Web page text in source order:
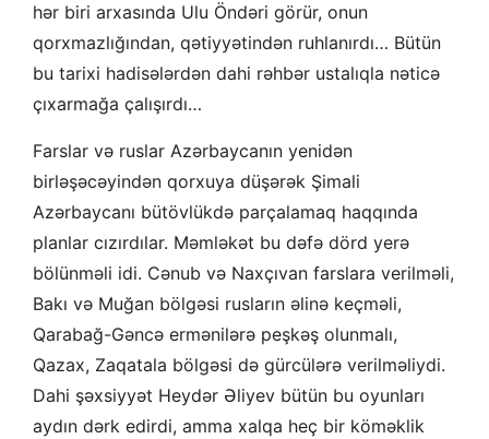
hər biri arxasında Ulu Öndəri görür, onun
qorxmazlığından, qətiyyətindən ruhlanırdı… Bütün
bu tarixi hadisələrdən dahi rəhbər ustalıqla nəticə
çıxarmağa çalışırdı…
Farslar və ruslar Azərbaycanın yenidən
birləşəcəyindən qorxuya düşərək Şimali
Azərbaycanı bütövlükdə parçalamaq haqqında
planlar cızırdılar. Məmləkət bu dəfə dörd yerə
bölünməli idi. Cənub və Naxçıvan farslara verilməli,
Bakı və Muğan bölgəsi rusların əlinə keçməli,
Qarabağ-Gəncə ermənilərə peşkəş olunmalı,
Qazax, Zaqatala bölgəsi də gürcülərə verilməliydi.
Dahi şəxsiyyət Heydər Əliyev bütün bu oyunları
aydın dərk edirdi, amma xalqa heç bir köməklik